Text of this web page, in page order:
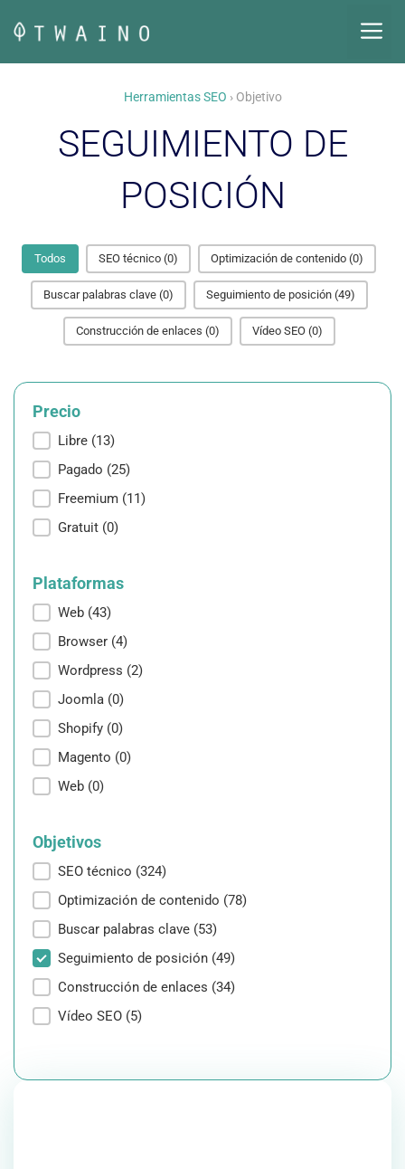
contenido
Herramientas SEO › Objetivo
SEGUIMIENTO DE
POSICIÓN
Todos SEO técnico (0) Optimización de contenido (0)
Buscar palabras clave (0) Seguimiento de posición (49)
Construcción de enlaces (0) Vídeo SEO (0)
Precio
Precio
Libre (13)
Pagado (25)
Freemium (11)
Gratuit (0)
Plataformas
Plataformas
Web (43)
Browser (4)
Wordpress (2)
Joomla (0)
Shopify (0)
Magento (0)
Web (0)
Objetivos
Objetivos
SEO técnico (324)
Optimización de contenido (78)
Buscar palabras clave (53)
Seguimiento de posición (49)
Construcción de enlaces (34)
Vídeo SEO (5)